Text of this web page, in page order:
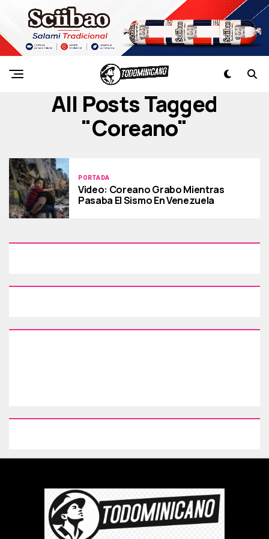
All Posts Tagged
"coreano"
PORTADA
Video: Coreano Grabo Mientras
Pasaba El Sismo En Venezuela